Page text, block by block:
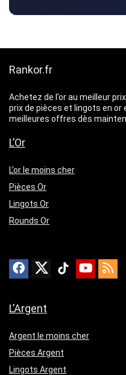
Rankor.fr
Achetez de l’or au meilleur
prix de pièces et lingots en
meilleures offres dès
L’Or
L’or le moins cher
Pièces Or
Lingots Or
Rounds Or
L’Argent
Argent le moins cher
Pièces Argent
Lingots Argent